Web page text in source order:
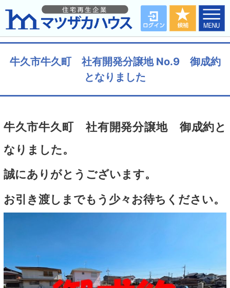
牛久市牛久町 社有開発分譲地 No.9 御成約
となりました
牛久市牛久町 社有開発分譲地 御成約と
なりました。
誠にありがとうございます。
お引き渡しまでもう少々お待ちください。